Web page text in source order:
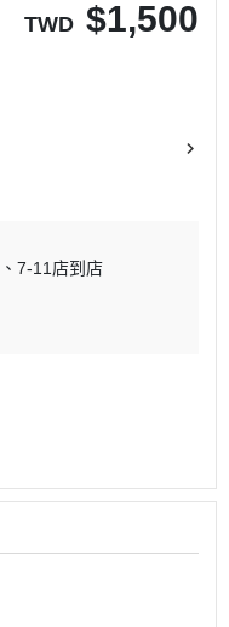
TWD $1,500
7-11店到店